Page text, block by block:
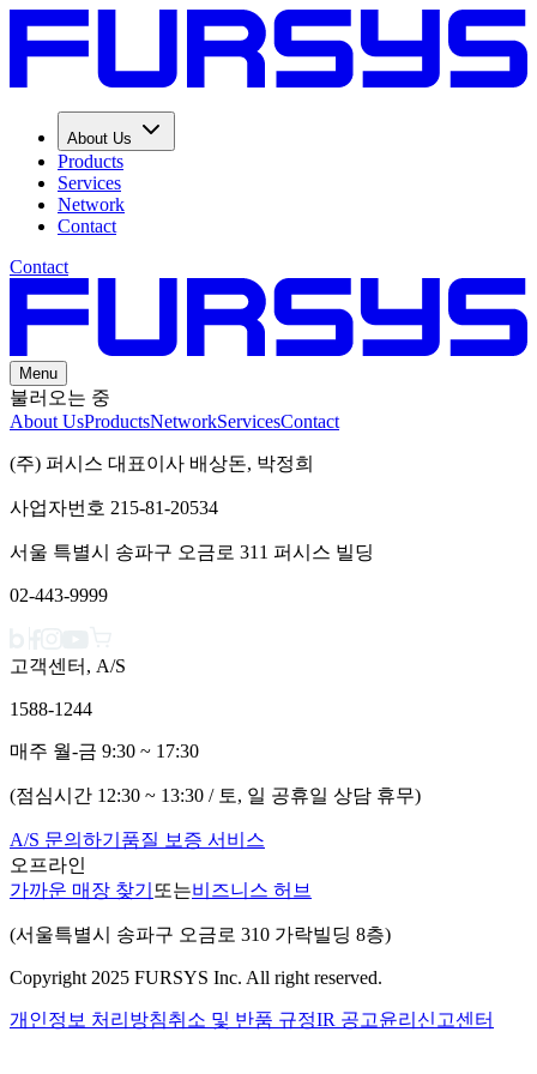
About Us
Products
Services
Network
Contact
Contact
Menu
불러오는 중
About UsProductsNetworkServicesContact
(주) 퍼시스 대표이사 배상돈, 박정희
사업자번호 215-81-20534
서울 특별시 송파구 오금로 311 퍼시스 빌딩
02-443-9999
고객센터, A/S
1588-1244
매주 월-금 9:30 ~ 17:30
(점심시간 12:30 ~ 13:30 / 토, 일 공휴일 상담 휴무)
A/S 문의하기 품질 보증 서비스
오프라인
가까운 매장 찾기 또는비즈니스 허브
(서울특별시 송파구 오금로 310 가락빌딩 8층)
Copyright 2025 FURSYS Inc. All right reserved.
개인정보 처리방침취소 및 반품 규정IR 공고윤리신고센터